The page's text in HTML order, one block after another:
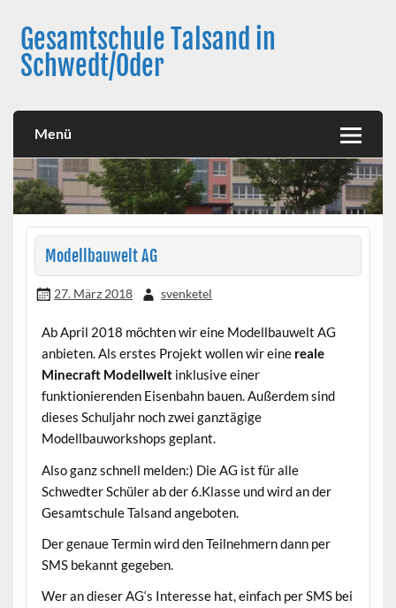
contentGesamtschule Talsand in
Schwedt/Oder
Menü
Modellbauwelt AG
27. März 2018 svenketel
Ab April 2018 möchten wir eine Modellbauwelt AG
anbieten. Als erstes Projekt wollen wir einereale
Minecraft Modellweltinklusive einer
funktionierenden Eisenbahn bauen. Außerdem sind
dieses Schuljahr noch zwei ganztägige
Modellbauworkshops geplant.
Also ganz schnell melden:) Die AG ist für alle
Schwedter Schüler ab der 6.Klasse und wird an der
Gesamtschule Talsand angeboten.
Der genaue Termin wird den Teilnehmern dann per
SMS bekannt gegeben.
Wer an dieser AG‘s Interesse hat, einfach per SMS bei